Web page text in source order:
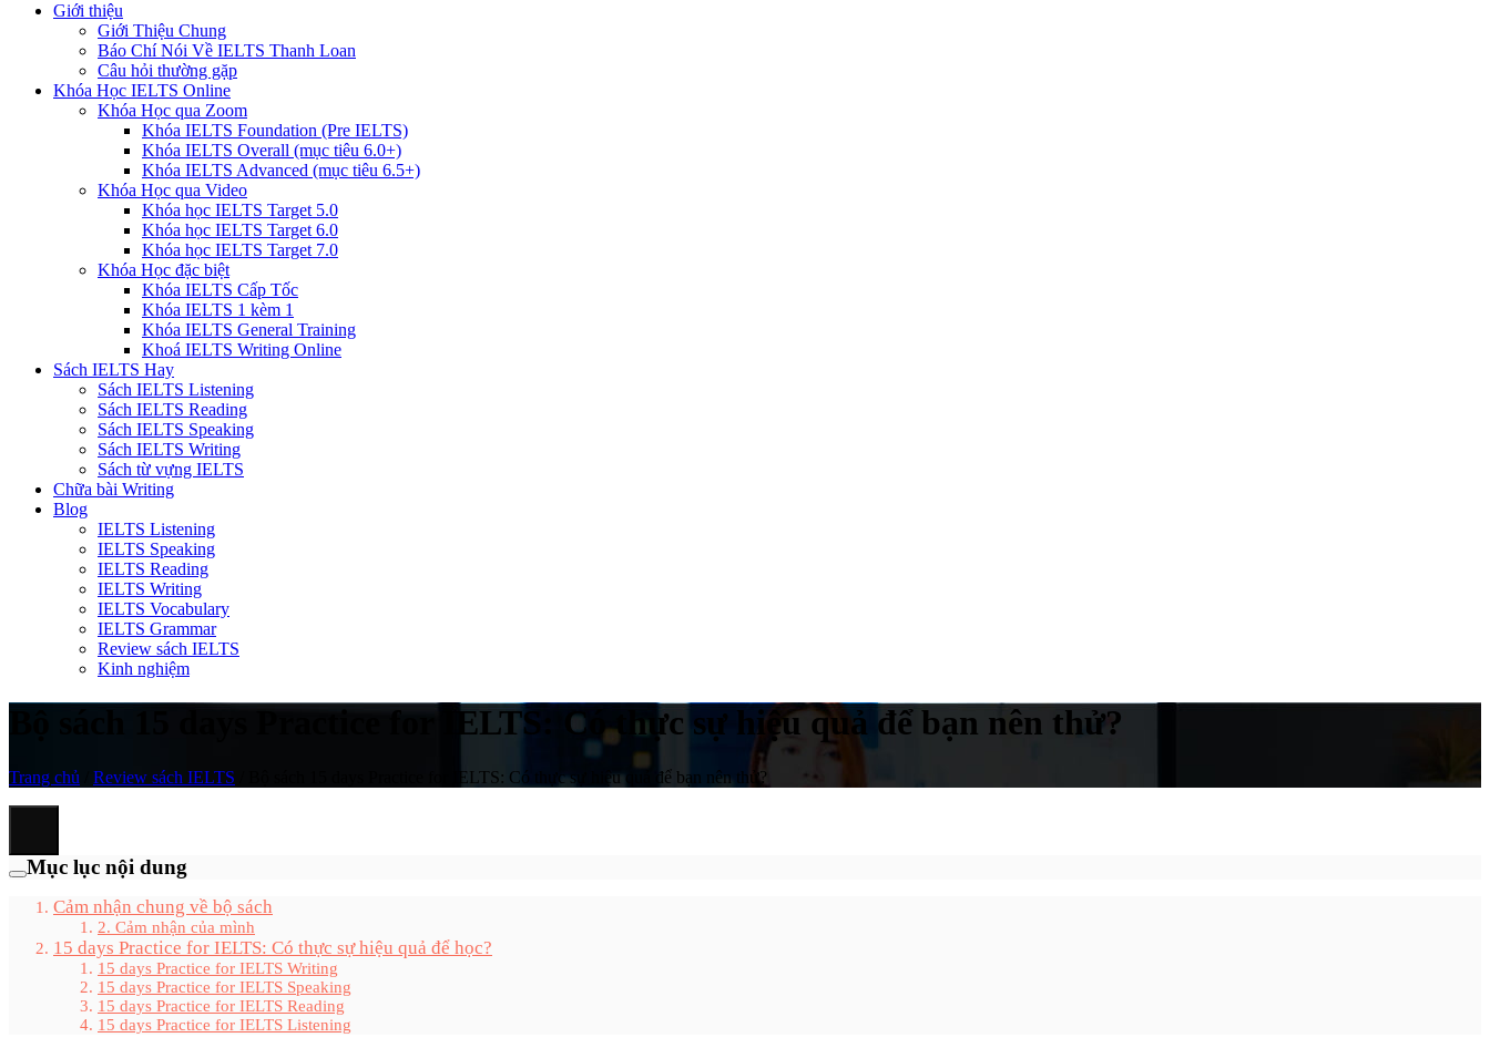
Giới thiệu
Giới Thiệu Chung
Báo Chí Nói Về IELTS Thanh Loan
Câu hỏi thường gặp
Khóa Học IELTS Online
Khóa Học qua Zoom
Khóa IELTS Foundation (Pre IELTS)
Khóa IELTS Overall (mục tiêu 6.0+)
Khóa IELTS Advanced (mục tiêu 6.5+)
Khóa Học qua Video
Khóa học IELTS Target 5.0
Khóa học IELTS Target 6.0
Khóa học IELTS Target 7.0
Khóa Học đặc biệt
Khóa IELTS Cấp Tốc
Khóa IELTS 1 kèm 1
Khóa IELTS General Training
Khoá IELTS Writing Online
Sách IELTS Hay
Sách IELTS Listening
Sách IELTS Reading
Sách IELTS Speaking
Sách IELTS Writing
Sách từ vựng IELTS
Chữa bài Writing
Blog
IELTS Listening
IELTS Speaking
IELTS Reading
IELTS Writing
IELTS Vocabulary
IELTS Grammar
Review sách IELTS
Kinh nghiệm
Bộ sách 15 days Practice for IELTS: Có thực sự hiệu quả để bạn nên thử?
Trang chủ Review sách IELTS Bộ sách 15 days Practice for IELTS: Có thực sự hiệu quả để bạn nên thử?
Mục lục nội dung
Cảm nhận chung về bộ sách
2. Cảm nhận của mình
15 days Practice for IELTS: Có thực sự hiệu quả để học?
15 days Practice for IELTS Writing
15 days Practice for IELTS Speaking
15 days Practice for IELTS Reading
15 days Practice for IELTS Listening